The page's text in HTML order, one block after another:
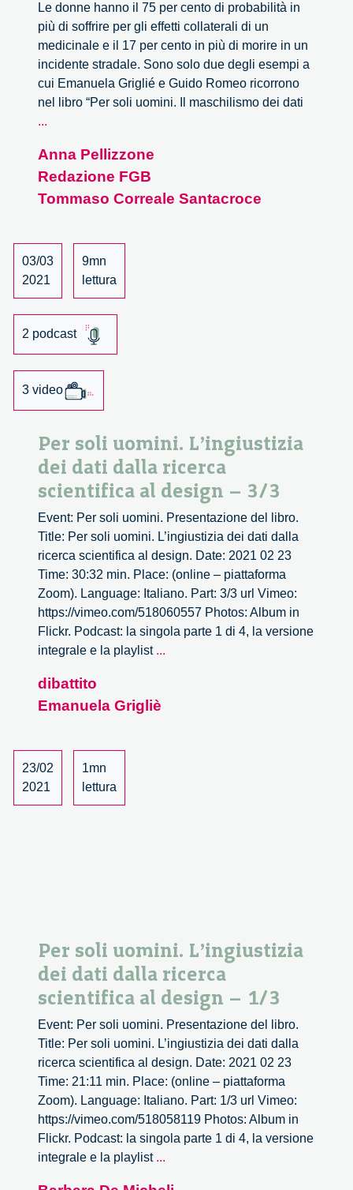
Le donne hanno il 75 per cento di probabilità in
più di soffrire per gli effetti collaterali di un
medicinale e il 17 per cento in più di morire in un
incidente stradale. Sono solo due degli esempi a
cui Emanuela Griglié e Guido Romeo ricorrono
nel libro “Per soli uomini. Il maschilismo dei dati
...
uomini.
L’ingiustizia
dei
ricerca
scientifica
Anna Pellizzone
Redazione FGB
Tommaso Correale Santacroce
03/03
2021
9mn
lettura
2 podcast
3 video
Per soli uomini. L’ingiustizia
dei dati dalla ricerca
scientifica al design – 3/3
Event: Per soli uomini. Presentazione del libro.
Title: Per soli uomini. L’ingiustizia dei dati dalla
ricerca scientifica al design. Date: 2021 02 23
Time: 30:32 min. Place: (online – piattaforma
Zoom). Language: Italiano. Part: 3/3 url Vimeo:
https://vimeo.com/518060557 Photos: Album in
Flickr. Podcast: la singola parte 1 di 4, la versione
integrale e la playlist ...
dibattito
Emanuela Grigliè
23/02
2021
1mn
lettura
Per soli uomini. L’ingiustizia
dei dati dalla ricerca
scientifica al design – 1/3
Event: Per soli uomini. Presentazione del libro.
Title: Per soli uomini. L’ingiustizia dei dati dalla
ricerca scientifica al design. Date: 2021 02 23
Time: 21:11 min. Place: (online – piattaforma
Zoom). Language: Italiano. Part: 1/3 url Vimeo:
https://vimeo.com/518058119 Photos: Album in
Flickr. Podcast: la singola parte 1 di 4, la versione
integrale e la playlist ...